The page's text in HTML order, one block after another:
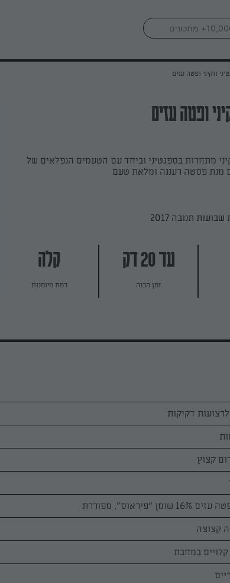
זוקיני ופטה עזים
ופטה עזים
מתחרות בספגטיני וביחד עם הטעמים הנפלאים של
מנת פסטה רעננה ומלאת טעם
תנובה 2017
עד 20 דק
זמן הכנה
קלה
רמת מיומנות
קצוץ
“פיראוס”, מפוררת